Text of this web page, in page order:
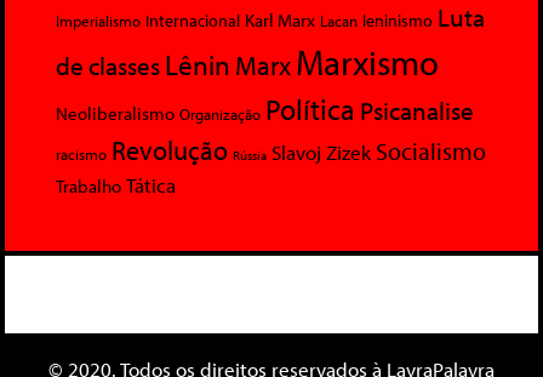
Imperialismo Internacional Karl Marx Lacan leninismo Luta
de classesLênin MarxMarxismo
Neoliberalismo Organização Política Psicanalise
racismo Revolução Rússia Slavoj Zizek Socialismo
Trabalho Tática
© 2020. Todos os direitos reservados à LavraPalavra